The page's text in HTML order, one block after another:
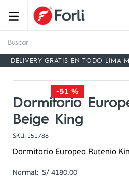
DELIVERY GRATIS EN TODO LIMA
-51 %
Dormitorio
Beige King
SKU: 151788
Dormitorio Europeo Rutenio
S/ 4180.00